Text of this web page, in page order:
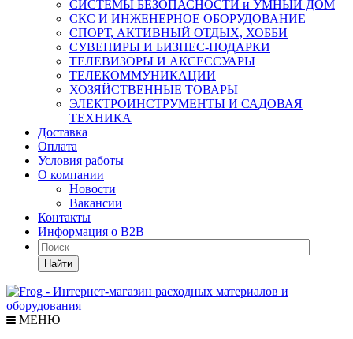
СИСТЕМЫ БЕЗОПАСНОСТИ и УМНЫЙ ДОМ
СКС И ИНЖЕНЕРНОЕ ОБОРУДОВАНИЕ
СПОРТ, АКТИВНЫЙ ОТДЫХ, ХОББИ
СУВЕНИРЫ И БИЗНЕС-ПОДАРКИ
ТЕЛЕВИЗОРЫ И АКСЕССУАРЫ
ТЕЛЕКОММУНИКАЦИИ
ХОЗЯЙСТВЕННЫЕ ТОВАРЫ
ЭЛЕКТРОИНСТРУМЕНТЫ И САДОВАЯ
ТЕХНИКА
Доставка
Оплата
Условия работы
О компании
Новости
Вакансии
Контакты
Информация о B2B
Найти
МЕНЮ